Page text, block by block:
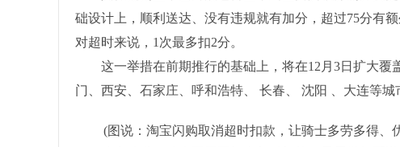
础设计上，顺利送达、没有违规就有加分，超过75分有
对超时来说，1次最多扣2分。
这一举措在前期推行的基础上，将在12月3日扩大覆
门、西安、石家庄、呼和浩特、 长春、 沈阳 、大连等
(图说：淘宝闪购取消超时扣款，让骑士多劳多得